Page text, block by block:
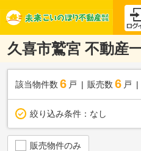
久喜市鷲宮 不動産
該当物件数 6 戸 販売数 6 戸
絞り込み条件： なし
販売物件のみ